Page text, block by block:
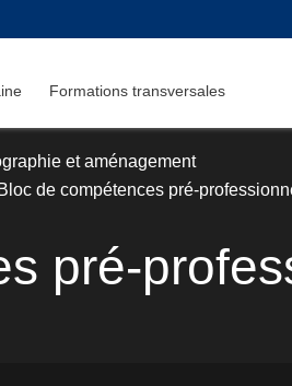
Formations transversales
et aménagement
de compétences pré-
pré-